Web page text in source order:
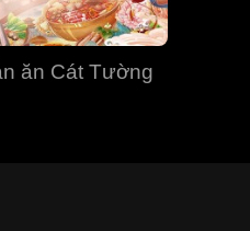
ăn Cát Tường